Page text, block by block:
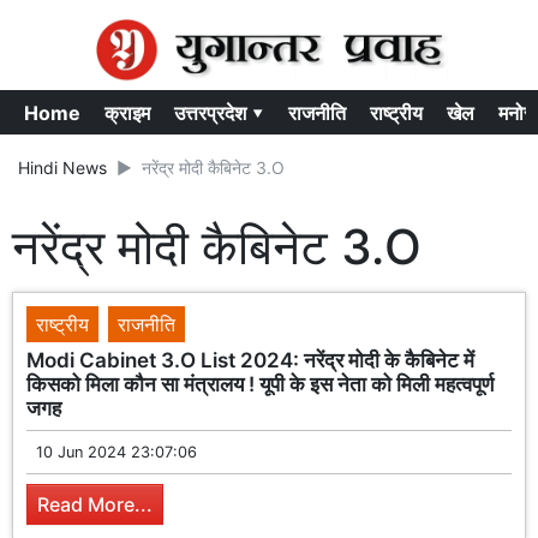
Home क्राइम उत्तरप्रदेश ▾ राजनीति राष्ट्रीय खेल
Hindi News नरेंद्र मोदी कैबिनेट 3.O
नरेंद्र मोदी कैबिनेट 3.O
राष्ट्रीय
राजनीति
Modi Cabinet 3.O List 2024: नरेंद्र मोदी के कैबिनेट में
किसको मिला कौन सा मंत्रालय ! यूपी के इस नेता को मिली महत्वपूर्ण
जगह
10 Jun 2024 23:07:06
Read More...